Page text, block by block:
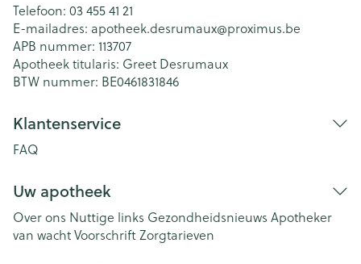
Telefoon: 03 455 41 21
E-mailadres: apotheek.desrumaux@proximus.be
APB nummer: 113707
Apotheek titularis: Greet Desrumaux
BTW nummer: BE0461831846
Klantenservice
FAQ
Uw apotheek
Over ons Nuttige links Gezondheidsnieuws Apotheker
van wachtVoorschriftZorgtarieven